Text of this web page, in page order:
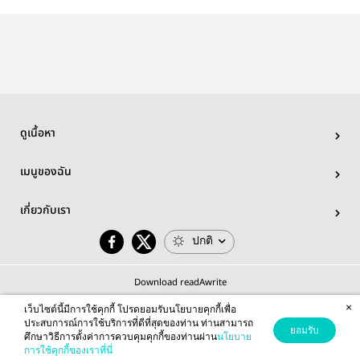
ดูเนื้อหา
เมนูของฉัน
เกี่ยวกับเรา
ปกติ
Download readAwrite
© 2026 readAwrite.com by MEB Corporation Public Company Limited
This site is protected by reCAPTCHA and the Google
เว็บไซต์นี้มีการใช้คุกกี้ โปรดยอมรับนโยบายคุกกี้เพื่อ
ประสบการณ์การใช้บริการที่ดีที่สุดของท่าน ท่านสามารถ
ศึกษาวิธีการตั้งค่าการควบคุมคุกกี้ของท่านผ่านนโยบาย
การใช้คุกกี้ของเราที่นี่
ยอมรับ
×